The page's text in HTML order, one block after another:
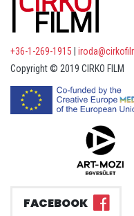
+36-1-269-1915
Copyright © 2019 CIRKO FILM
FACEBOOK